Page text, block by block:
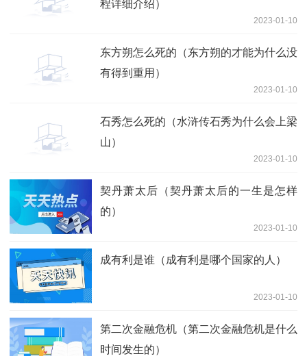
程详细介绍）
2023-01-10
东方朔怎么死的（东方朔的才能为什么没
有得到重用）
2023-01-10
石秀怎么死的（水浒传石秀为什么会上梁
山）
2023-01-10
契丹萧太后（契丹萧太后的一生是怎样
的）
2023-01-10
成有利是谁（成有利是哪个国家的人）
2023-01-10
第二次金融危机（第二次金融危机是什么
时间发生的）